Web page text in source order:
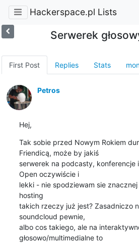
Hackerspace.pl Lists
Serwerek
First Post Replies Stats
Petros
Hej,
Tak sobie przed Nowym Rokiem
Friendicą, może by jakiś
serwerek na podcasty, konferencje
Open oczywiście i
lekki - nie spodziewam sie
hosting
takich rzeczy już jest? Zasadniczo
soundcloud pewnie,
albo cos takiego, ale na
głosowo/multimedialne to